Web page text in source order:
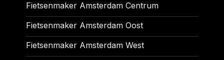
Fietsenmaker Amsterdam Centrum
Fietsenmaker Amsterdam Oost
Fietsenmaker Amsterdam West